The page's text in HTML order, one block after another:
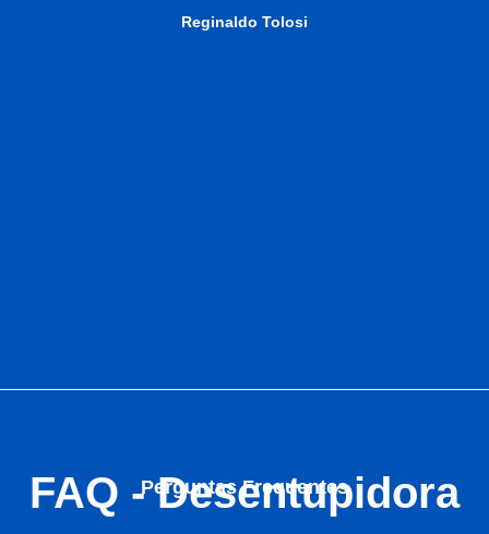
Reginaldo Tolosi
Perguntas Frequentes
FAQ - Desentupidora